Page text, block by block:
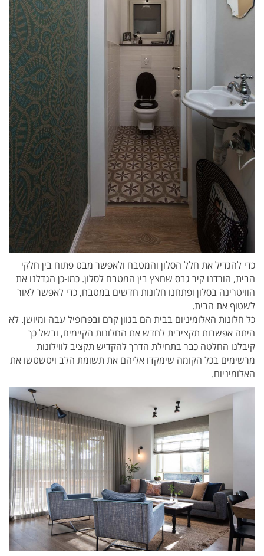
כדי להגדיל את חלל הסלון והמטבח ולאפשר מבט פתוח בין חלקי
הבית, הורדנו קיר גבס שחצץ בין המטבח לסלון. כמו-כן הגדלנו את
הוויטרינה בסלון ופתחנו חלונות חדשים במטבח, כדי לאפשר לאור
לשטוף את הבית.
כל חלונות האלומיניום בבית הם בגוון קרם ובפרופיל עבה ומיושן. לא
היתה אפשרות תקציבית לחדש את החלונות הקיימים, ובשל כך
קיבלנו החלטה כבר בתחילת הדרך להקדיש תקציב לווילונות
מרשימים בכל הקומה שימקדו אליהם את תשומת הלב ויטשטשו את
האלומיניום.